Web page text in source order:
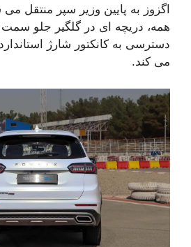
اگزوز به پایین وزیر سپر منتقل
همه، دریچه ای در گلگیر جلو
می کند.